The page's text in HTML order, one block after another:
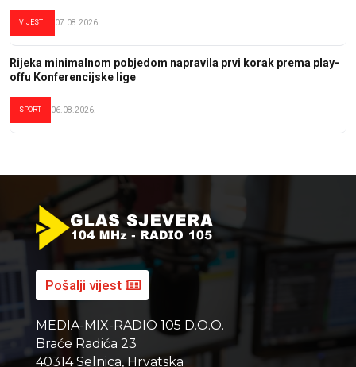
VIJESTI 07.08.2026.
Rijeka minimalnom pobjedom napravila prvi korak prema play-
offu Konferencijske lige
SPORT 06.08.2026.
Pošalji vijest
MEDIA-MIX-RADIO 105 D.O.O.
Braće Radića 23
40314 Selnica, Hrvatska